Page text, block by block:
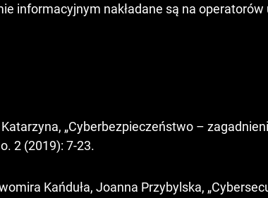
informacyjnym nakładane są na operatorów
„Cyberbezpieczeństwo –
2 (2019): 7-23.
Kańduła, Joanna Przybylska,